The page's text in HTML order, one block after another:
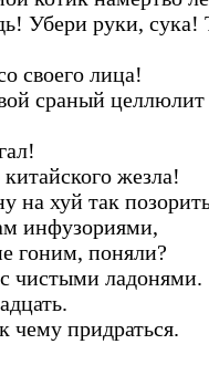
Убери руки, сука!
своего лица!
сраный целлюлит
жезла!
на хуй так
инфузориями,
гоним, поняли?
чистыми ладонями.
чему придраться.